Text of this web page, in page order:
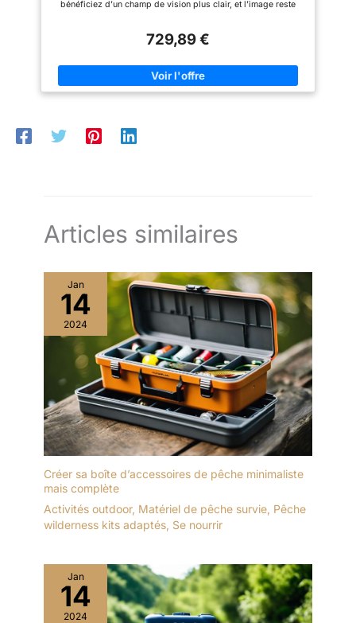
bénéficiez d’un champ de vision plus clair, et l’image reste
OBSERVATION SANS FATIGUE. L’image très stable que vous
également à réduire la fatigue oculaire, ce qui est idéal pour
les séances d’observation prolongées. AUTONOMIE
PROLONGÉE. Deux piles AA suffisent à assurer jusqu’à 12
centrale de mise au point, qui tourne en douceur, est dotée de
729,89 €
Articles similaires
Jan
14
2024
Créer sa boîte d’accessoires de pêche minimaliste
mais complète
Activités outdoor, Matériel de pêche survie, Pêche
wilderness kits adaptés, Se nourrir
Jan
14
2024